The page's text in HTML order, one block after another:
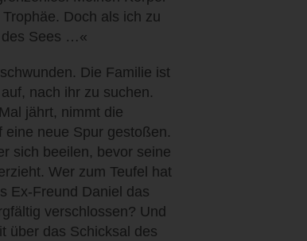
Doch als ich zu
des Sees …«
Die Familie ist
nach ihr zu suchen.
jährt, nimmt die
neue Spur gestoßen.
sich beeilen, bevor seine
Wer zum Teufel hat
Ex-Freund Daniel das
verschlossen? Und
über das Schicksal des